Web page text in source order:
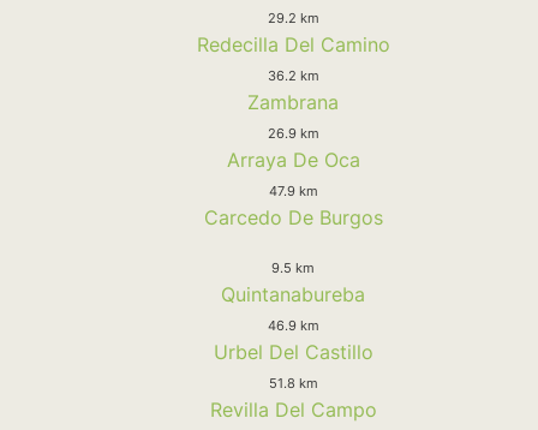
29.2 km
Redecilla Del Camino
36.2 km
Zambrana
26.9 km
Arraya De Oca
47.9 km
Carcedo De Burgos
9.5 km
Quintanabureba
46.9 km
Urbel Del Castillo
51.8 km
Revilla Del Campo